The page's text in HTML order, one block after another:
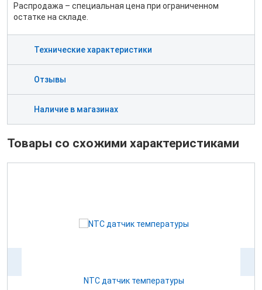
Распродажа – специальная цена при ограниченном
остатке на складе.
Технические характеристики
Отзывы
Наличие в магазинах
Товары со схожими характеристиками
NTC датчик температуры